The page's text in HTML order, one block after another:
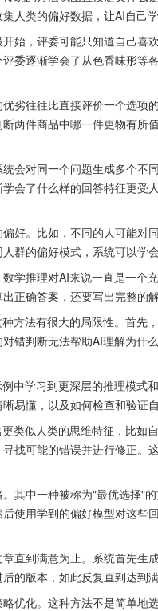
人类的偏好数据，让AI自己
始，评委可能只知道自己喜
委逐渐学会了从色香味形等
劣往往比直接评价一个选项
两件商品中哪一件更物有所
会对同一个问题生成多个不
会了什么样的回答特征更受
好。比如，不同的人可能对
群的偏好模式，系统可以学
学推理对AI来说一直是一个
正确答案，还要写出完整的解
方法有很大的局限性。首先
错判断无法帮助AI理解为什
中学习到更深层的推理模式
易懂，以及如何检查和验证
类似人类的思维特征，比如
找可能的错误并进行修正。
其中一种被称为"最优选择"
使用学到的偏好模型对这些
直到满意为止。系统首先生
的版本，如此反复直到达到满
优化。这种方法不是简单地